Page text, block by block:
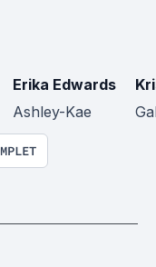
Erika Edwards
Ashley-Kae